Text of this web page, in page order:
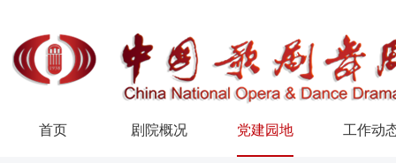
首页 剧院概况 党建园地 工作动